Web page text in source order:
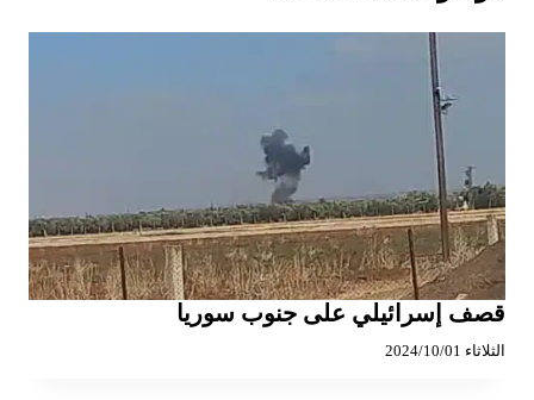
قصف إسرائيلي على جنوب سوريا
الثلاثاء 2024/10/01